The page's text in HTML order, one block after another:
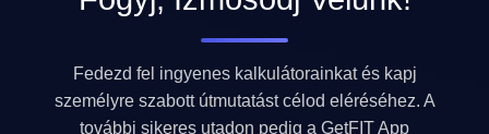
Fedezd fel ingyenes kalkulátorainkat és kapj
személyre szabott útmutatást célod eléréséhez. A
további sikeres utadon pedig a GetFIT App